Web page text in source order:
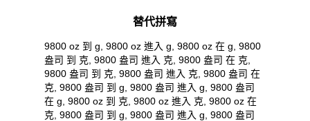
替代拼寫
9800 oz 到 g, 9800 oz 進入 g, 9800 oz 在 g, 9800
盎司 到 克, 9800 盎司 進入 克, 9800 盎司 在 克,
9800 盎司 到 克, 9800 盎司 進入 克, 9800 盎司 在
克, 9800 盎司 到 g, 9800 盎司 進入 g, 9800 盎司
在 g, 9800 oz 到 克, 9800 oz 進入 克, 9800 oz 在
克, 9800 盎司 到 g, 9800 盎司 進入 g, 9800 盎司